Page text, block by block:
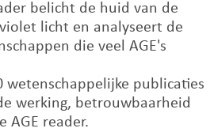
belicht de huid van de
licht en analyseert de
die veel AGE's
wetenschappelijke publicaties
werking, betrouwbaarheid
AGE reader.